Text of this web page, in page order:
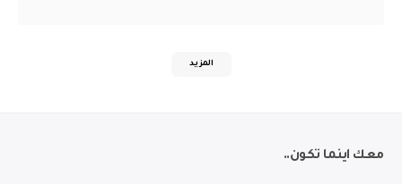
المزيد
معك اينما تكون..